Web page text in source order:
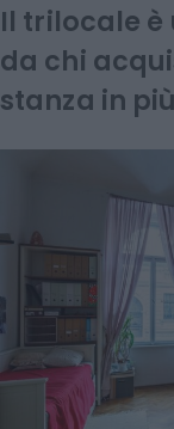
Il trilocale è
da chi
stanza in